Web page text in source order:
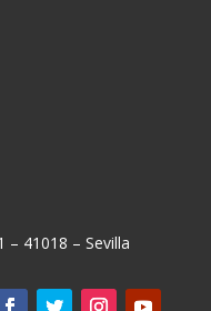
– 41018 – Sevilla